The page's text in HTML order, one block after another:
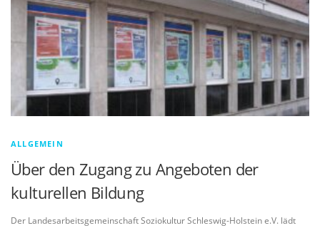
ALLGEMEIN
Über den Zugang zu Angeboten der
kulturellen Bildung
Der Landesarbeitsgemeinschaft Soziokultur Schleswig-Holstein e.V. lädt